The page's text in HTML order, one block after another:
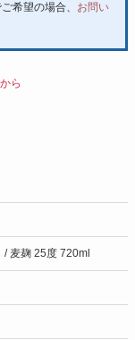
希望の場合、 お問い
ら
麦麹 25度 720ml